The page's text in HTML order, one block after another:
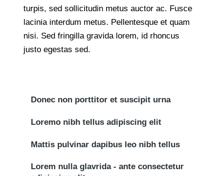
turpis, sed sollicitudin metus auctor ac. Fusce
lacinia interdum metus. Pellentesque et quam
nisi. Sed fringilla gravida lorem, id rhoncus
justo egestas sed.
Donec non porttitor et suscipit urna
Loremo nibh tellus adipiscing elit
Mattis pulvinar dapibus leo nibh tellus
Lorem nulla glavrida - ante consectetur